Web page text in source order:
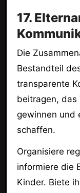
17.
Die
Bestandteil
transparente
beitragen, das
gewinnen und
schaffen.
Organisiere
informiere die
Kinder. Biete